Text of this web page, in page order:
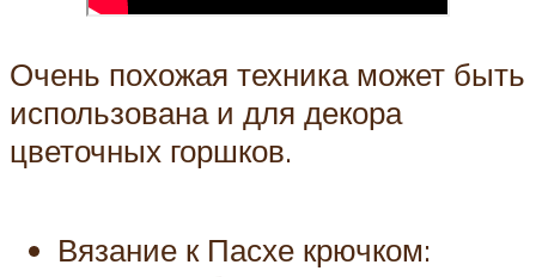
Очень похожая техника может быть
использована и для декора
цветочных горшков.
Вязание к Пасхе крючком: